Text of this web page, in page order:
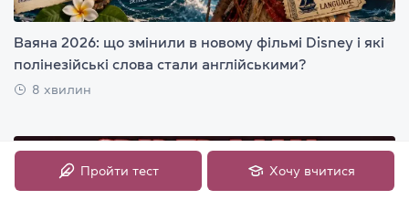
Ваяна 2026: що змінили в новому фільмі Disney і які
полінезійські слова стали англійськими?
8 хвилин
Пройти тест Хочу вчитися